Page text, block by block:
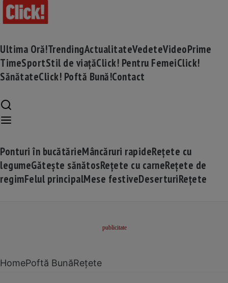
Ultima Oră!TrendingActualitateVedeteVideoPrime
TimeSportStil de viațăClick! Pentru FemeiClick!
SănătateClick! Poftă Bună!Contact
Ponturi în bucătărieMâncăruri rapideRețete cu
legumeGătește sănătosRețete cu carneRețete de
regimFelul principalMese festiveDeserturiRețete
HomePoftă BunăRețete